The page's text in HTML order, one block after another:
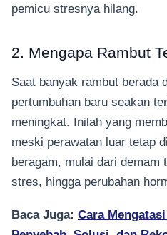
pemicu stresnya hilang.
2. Mengapa Rambut
Saat banyak rambut berada
pertumbuhan baru seakan
meningkat. Inilah yang
meski perawatan luar tetap
beragam, mulai dari demam
stres, hingga perubahan
Baca Juga: Cara